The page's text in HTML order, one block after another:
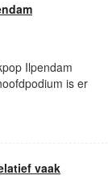
Ilpendam
is er
vaak